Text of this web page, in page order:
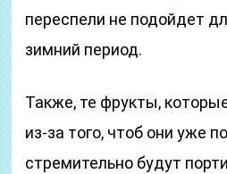
переспели не подойдет
зимний период.
Также, те фрукты,
из-за того, чтоб они уже
стремительно будут